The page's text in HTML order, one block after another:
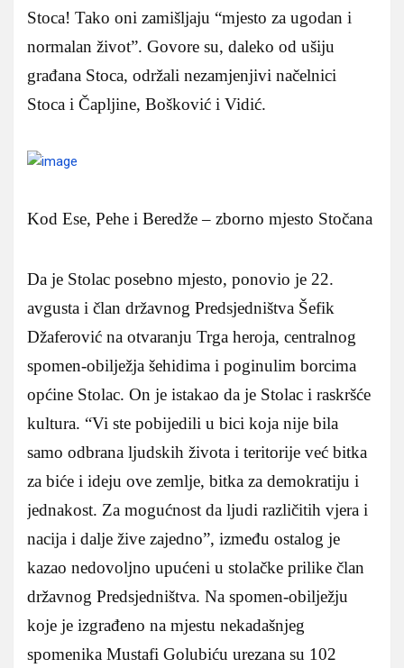
Stoca! Tako oni zamišljaju “mjesto za ugodan i
normalan život”. Govore su, daleko od ušiju
građana Stoca, održali nezamjenjivi načelnici
Stoca i Čapljine, Bošković i Vidić.
Kod Ese, Pehe i Beredže – zborno mjesto Stočana
Da je Stolac posebno mjesto, ponovio je 22.
avgusta i član državnog Predsjedništva Šefik
Džaferović na otvaranju Trga heroja, centralnog
spomen-obilježja šehidima i poginulim borcima
općine Stolac. On je istakao da je Stolac i raskršće
kultura. “Vi ste pobijedili u bici koja nije bila
samo odbrana ljudskih života i teritorije već bitka
za biće i ideju ove zemlje, bitka za demokratiju i
jednakost. Za mogućnost da ljudi različitih vjera i
nacija i dalje žive zajedno”, između ostalog je
kazao nedovoljno upućeni u stolačke prilike član
državnog Predsjedništva. Na spomen-obilježju
koje je izgrađeno na mjestu nekadašnjeg
spomenika Mustafi Golubiću urezana su 102